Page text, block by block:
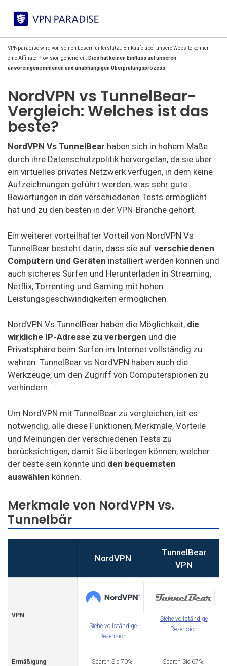
VPNparadise wird von seinen Lesern unterstützt. Einkäufe über unsere Website können
eine Affiliate-Provision generieren.
Dies hat keinen Einfluss auf unseren
unvoreingenommenen und unabhängigen Überprüfungsprozess.
NordVPN vs TunnelBear-
Vergleich: Welches ist das
beste?
NordVPN Vs TunnelBear haben sich in hohem Maße
durch ihre Datenschutzpolitik hervorgetan, da sie über
ein virtuelles privates Netzwerk verfügen, in dem keine
Aufzeichnungen geführt werden, was sehr gute
Bewertungen in den verschiedenen Tests ermöglicht
hat und zu den besten in der VPN-Branche gehört.
Ein weiterer vorteilhafter Vorteil von NordVPN Vs
TunnelBear besteht darin, dass sie auf verschiedenen
Computern und Geräten installiert werden können und
auch sicheres Surfen und Herunterladen in Streaming,
Netflix, Torrenting und Gaming mit hohen
Leistungsgeschwindigkeiten ermöglichen.
NordVPN Vs TunnelBear haben die Möglichkeit, die
wirkliche IP-Adresse zu verbergen und die
Privatsphäre beim Surfen im Internet vollständig zu
wahren. TunnelBear vs NordVPN haben auch die
Werkzeuge, um den Zugriff von Computerspionen zu
verhindern.
Um NordVPN mit TunnelBear zu vergleichen, ist es
notwendig, alle diese Funktionen, Merkmale, Vorteile
und Meinungen der verschiedenen Tests zu
berücksichtigen, damit Sie überlegen können, welcher
der beste sein könnte und den bequemsten
auswählen können.
Merkmale von NordVPN vs.
Tunnelbär
NordVPN
TunnelBear
VPN
VPN
Siehe vollständige
Rezension
Siehe vollständige
Rezension
Ermäßigung Sparen Sie 70%! Sparen Sie 67%!